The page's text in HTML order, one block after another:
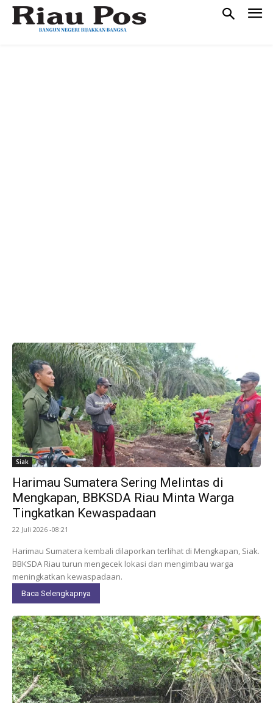
Siak
Harimau Sumatera Sering Melintas di
Mengkapan, BBKSDA Riau Minta Warga
Tingkatkan Kewaspadaan
22 Juli 2026 -08:21
Harimau Sumatera kembali dilaporkan terlihat di Mengkapan, Siak.
BBKSDA Riau turun mengecek lokasi dan mengimbau warga
meningkatkan kewaspadaan.
Baca Selengkapnya